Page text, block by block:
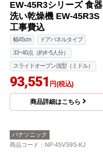
EW-45R3シリーズ 食器
洗い乾燥機 EW-45R3S
工事費込
33~40点（約4~5人分）